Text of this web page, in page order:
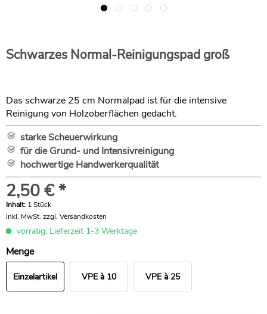
Schwarzes Normal-Reinigungspad groß
Das schwarze 25 cm Normalpad ist für die intensive
Reinigung von Holzoberflächen gedacht.
starke Scheuerwirkung
für die Grund- und Intensivreinigung
hochwertige Handwerkerqualität
2,50 € *
Inhalt: 1 Stück
inkl. MwSt. zzgl. Versandkosten
vorrätig, Lieferzeit 1-3 Werktage
Menge
Einzelartikel VPE à 10 VPE à 25